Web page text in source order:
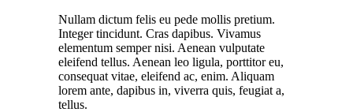
Nullam dictum felis eu pede mollis pretium.
Integer tincidunt. Cras dapibus. Vivamus
elementum semper nisi. Aenean vulputate
eleifend tellus. Aenean leo ligula, porttitor eu,
consequat vitae, eleifend ac, enim. Aliquam
lorem ante, dapibus in, viverra quis, feugiat a,
tellus.